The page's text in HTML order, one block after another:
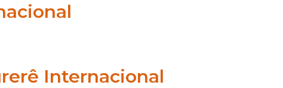
Internacional